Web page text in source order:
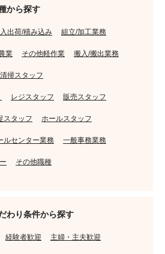
から探す
入出荷/積み込み 組立/加工業務
業 その他軽作業 搬入/搬出業務
清掃スタッフ
レジスタッフ 販売スタッフ
スタッフ ホールスタッフ
ルセンター業務 一般事務業務
その他職種
わり条件から探す
経験者歓迎 主婦・主夫歓迎